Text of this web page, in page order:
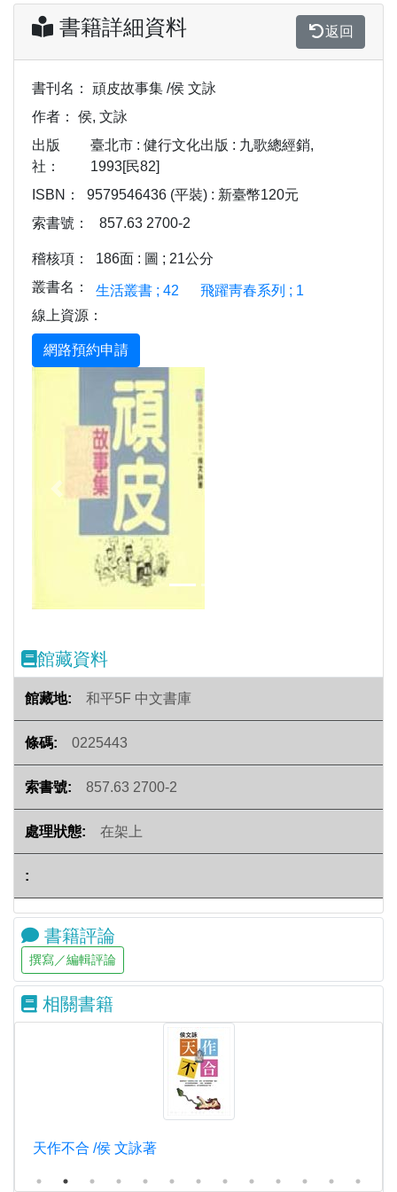
書籍詳細資料 返回
書刊名：
頑皮故事集 /侯 文詠
作者：
侯, 文詠
出版
社：
臺北市 : 健行文化出版 : 九歌總經銷,
1993[民82]
ISBN：
9579546436 (平裝) : 新臺幣120元
索書號：
857.63 2700-2
稽核項：
186面 : 圖 ; 21公分
叢書名：
生活叢書 ; 42
飛躍靑春系列 ; 1
線上資源：
Previous
館藏資料
和平5F 中文書庫
0225443
857.63 2700-2
在架上
書籍評論
相關書籍
天作不合 /侯 文詠著